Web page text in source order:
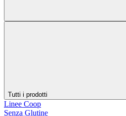
Tutti i prodotti
Linee Coop
Senza Glutine